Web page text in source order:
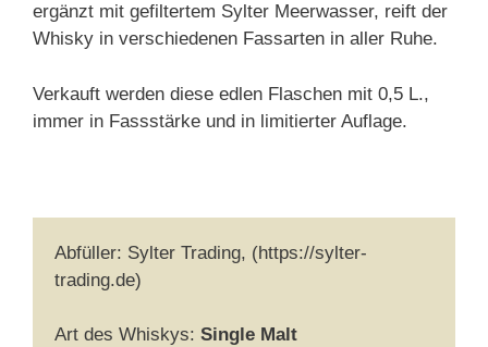
ergänzt mit gefiltertem Sylter Meerwasser, reift der
Whisky in verschiedenen Fassarten in aller Ruhe.
Verkauft werden diese edlen Flaschen mit 0,5 L.,
immer in Fassstärke und in limitierter Auflage.
Abfüller: Sylter Trading, (https://sylter-
trading.de)
Art des Whiskys: Single Malt